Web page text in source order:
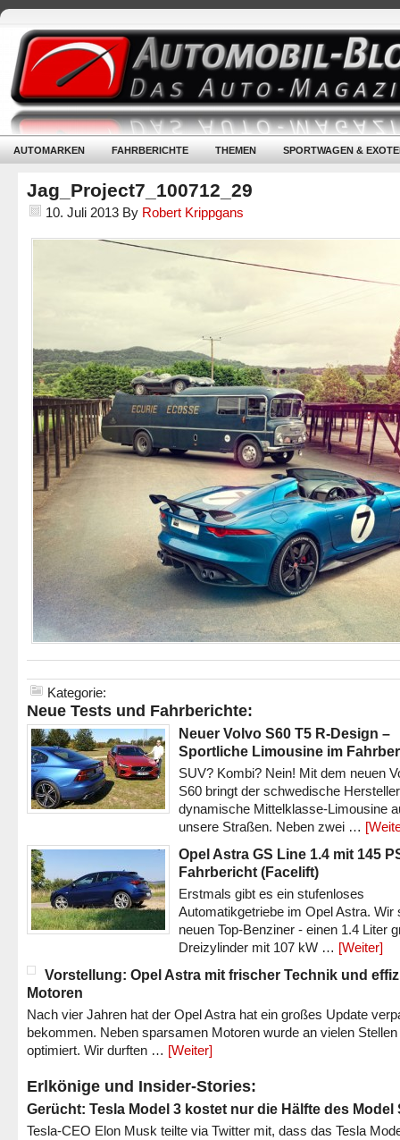
AUTOMARKEN FAHRBERICHTE THEMEN SPORTWAGEN &
Jag_Project7_100712_29
10. Juli 2013 By Robert Krippgans
Kategorie:
Neue Tests und Fahrberichte:
Neuer Volvo S60 T5 R-Design –
Sportliche Limousine im
SUV? Kombi? Nein! Mit dem neuen
S60 bringt der schwedische
dynamische Mittelklasse-Limousine
unsere Straßen. Neben zwei …
Opel Astra GS Line 1.4 mit 145
Fahrbericht (Facelift)
Erstmals gibt es ein stufenloses
Automatikgetriebe im Opel Astra. Wir
neuen Top-Benziner - einen 1.4 Liter
Dreizylinder mit 107 kW … [Weiter]
Vorstellung: Opel Astra mit frischer Technik und
Motoren
Nach vier Jahren hat der Opel Astra hat ein großes Update
bekommen. Neben sparsamen Motoren wurde an vielen Stellen
optimiert. Wir durften … [Weiter]
Erlkönige und Insider-Stories:
Gerücht: Tesla Model 3 kostet nur die Hälfte des Model
Tesla-CEO Elon Musk teilte via Twitter mit, dass das Tesla